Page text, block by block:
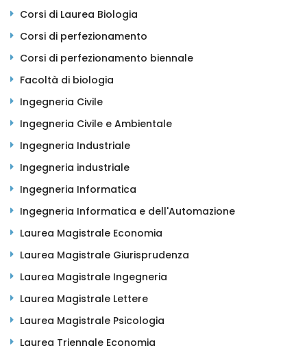
Corsi di Laurea Biologia
Corsi di perfezionamento
Corsi di perfezionamento biennale
Facoltà di biologia
Ingegneria Civile
Ingegneria Civile e Ambientale
Ingegneria Industriale
Ingegneria industriale
Ingegneria Informatica
Ingegneria Informatica e dell'Automazione
Laurea Magistrale Economia
Laurea Magistrale Giurisprudenza
Laurea Magistrale Ingegneria
Laurea Magistrale Lettere
Laurea Magistrale Psicologia
Laurea Triennale Economia